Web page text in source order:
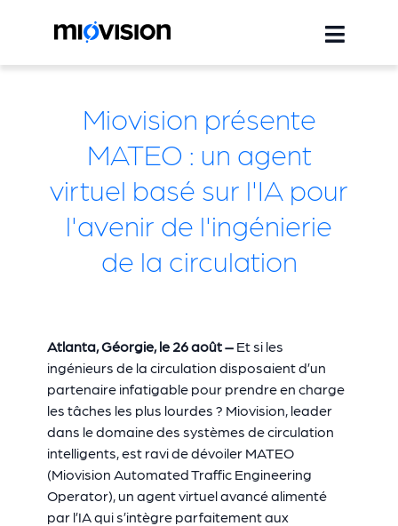
Miovision présente
MATEO : un agent
virtuel basé sur l'IA pour
l'avenir de l'ingénierie
de la circulation
Atlanta, Géorgie, le 26 août – Et si les
ingénieurs de la circulation disposaient d’un
partenaire infatigable pour prendre en charge
les tâches les plus lourdes ? Miovision, leader
dans le domaine des systèmes de circulation
intelligents, est ravi de dévoiler MATEO
(Miovision Automated Traffic Engineering
Operator), un agent virtuel avancé alimenté
par l’IA qui s’intègre parfaitement aux